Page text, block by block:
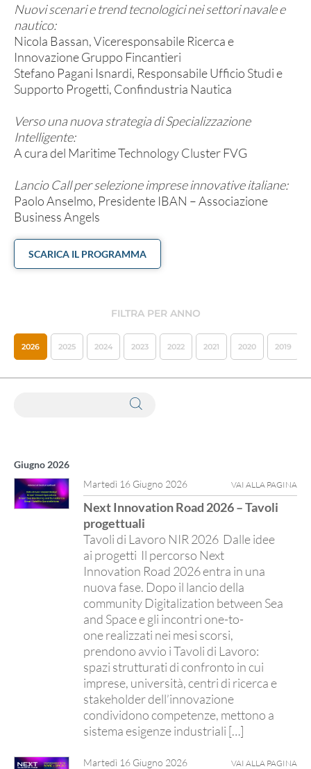
Nuovi scenari e trend tecnologici nei settori navale e
nautico:
Nicola Bassan, Viceresponsabile Ricerca e
Innovazione Gruppo Fincantieri
Stefano Pagani Isnardi, Responsabile Ufficio Studi e
Supporto Progetti, Confindustria Nautica
Verso una nuova strategia di Specializzazione
Intelligente:
A cura del Maritime Technology Cluster FVG
Lancio Call per selezione imprese innovative italiane:
Paolo Anselmo, Presidente IBAN – Associazione
Business Angels
SCARICA IL PROGRAMMA
FILTRA PER ANNO
2026 2025 2024 2023 2022 2021 2020 2019
Ricerca webinar tramite parole chiave
Giugno 2026
Martedì 16 Giugno 2026
VAI ALLA PAGINA
Next Innovation Road 2026 – Tavoli
progettuali
Tavoli di Lavoro NIR 2026 Dalle idee
ai progetti Il percorso Next
Innovation Road 2026 entra in una
nuova fase. Dopo il lancio della
community Digitalization between Sea
and Space e gli incontri one-to-
one realizzati nei mesi scorsi,
prendono avvio i Tavoli di Lavoro:
spazi strutturati di confronto in cui
imprese, università, centri di ricerca e
stakeholder dell’innovazione
condividono competenze, mettono a
sistema esigenze industriali […]
Martedì 16 Giugno 2026 VAI ALLA PAGINA